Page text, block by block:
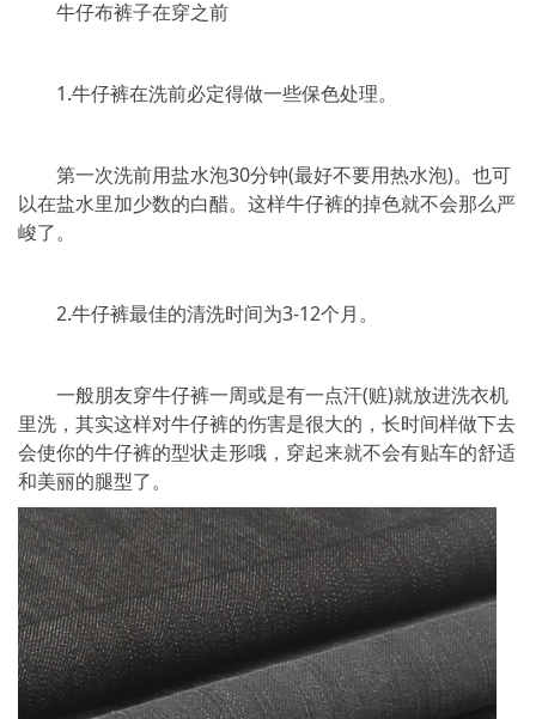
牛仔布裤子在穿之前
1.牛仔裤在洗前必定得做一些保色处理。
第一次洗前用盐水泡30分钟(最好不要用热水泡)。也可
以在盐水里加少数的白醋。这样牛仔裤的掉色就不会那么严
峻了。
2.牛仔裤最佳的清洗时间为3-12个月。
一般朋友穿牛仔裤一周或是有一点汗(赃)就放进洗衣机
里洗，其实这样对牛仔裤的伤害是很大的，长时间样做下去
会使你的牛仔裤的型状走形哦，穿起来就不会有贴车的舒适
和美丽的腿型了。